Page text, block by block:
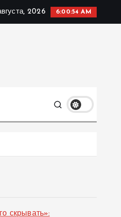
2026 6:00:55 AM
скрывать»: